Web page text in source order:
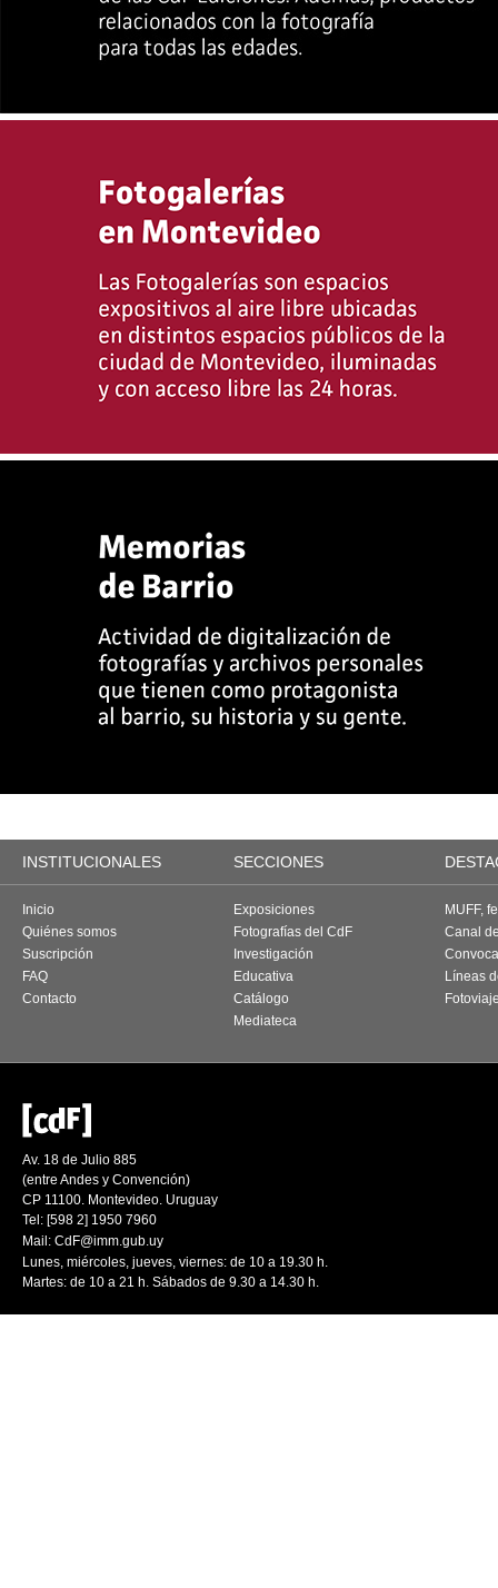
INSTITUCIONALES SECCIONES
Inicio
Quiénes somos
Suscripción
FAQ
Contacto
Exposiciones
Fotografías del CdF
Investigación
Educativa
Catálogo
Mediateca
MUFF,
Canal
Líneas
Av. 18 de Julio 885
(entre Andes y Convención)
CP 11100. Montevideo. Uruguay
Tel: [598 2] 1950 7960
Mail: CdF@imm.gub.uy
Lunes, miércoles, jueves, viernes: de 10 a 19.30 h.
Martes: de 10 a 21 h. Sábados de 9.30 a 14.30 h.